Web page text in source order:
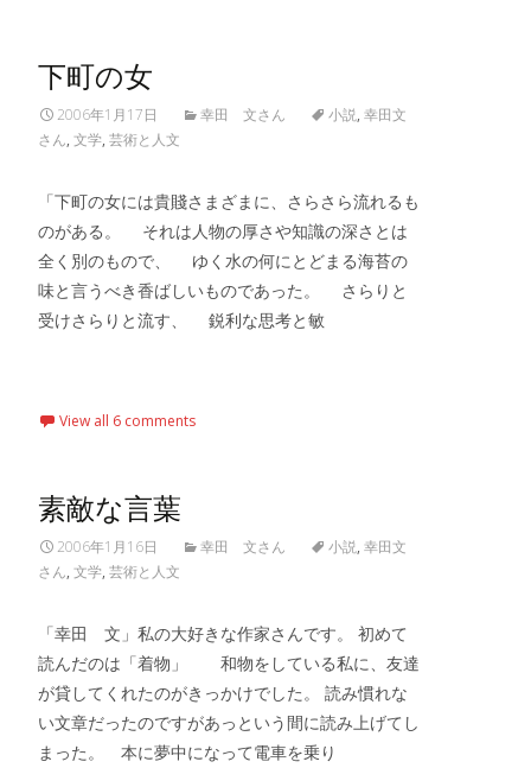
下町の女
2006年1月17日 幸田 文さん 小説, 幸田文
さん, 文学, 芸術と人文
「下町の女には貴賤さまざまに、さらさら流れるも
のがある。 それは人物の厚さや知識の深さとは
全く別のもので、 ゆく水の何にとどまる海苔の
味と言うべき香ばしいものであった。 さらりと
受けさらりと流す、 鋭利な思考と敏
View all 6 comments
素敵な言葉
2006年1月16日 幸田 文さん 小説, 幸田文
さん, 文学, 芸術と人文
「幸田 文」私の大好きな作家さんです。 初めて
読んだのは「着物」 和物をしている私に、友達
が貸してくれたのがきっかけでした。 読み慣れな
い文章だったのですがあっという間に読み上げてし
まった。 本に夢中になって電車を乗り